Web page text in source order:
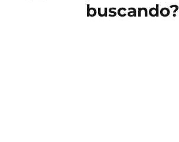
buscando?